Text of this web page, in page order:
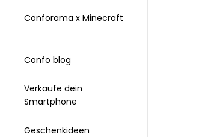
Conforama x Minecraft
Confo blog
Verkaufe dein
Smartphone
Geschenkideen